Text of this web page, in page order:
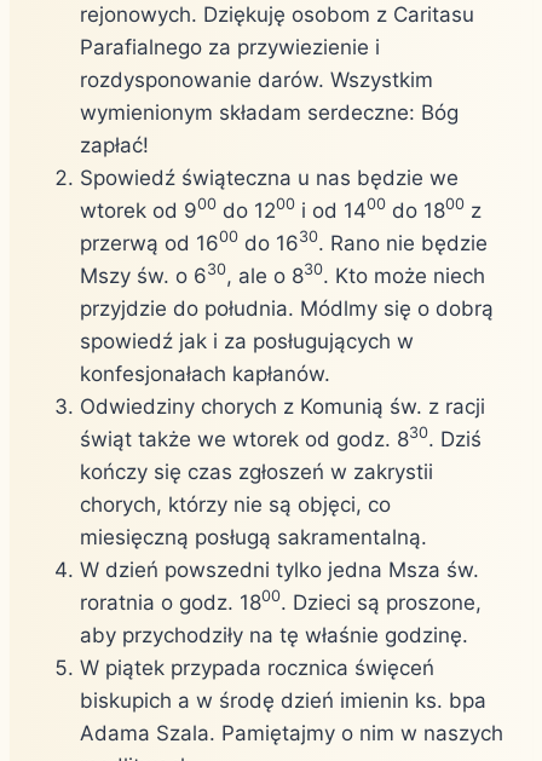
rejonowych. Dziękuję osobom z Caritasu
Parafialnego za przywiezienie i
rozdysponowanie darów. Wszystkim
wymienionym składam serdeczne: Bóg
zapłać!
Spowiedź świąteczna u nas będzie we
wtorek od 900 do 1200 i od 1400 do 1800 z
przerwą od 1600 do 1630. Rano nie będzie
Mszy św. o 630, ale o 830. Kto może niech
przyjdzie do południa. Módlmy się o dobrą
spowiedź jak i za posługujących w
konfesjonałach kapłanów.
Odwiedziny chorych z Komunią św. z racji
świąt także we wtorek od godz. 830. Dziś
kończy się czas zgłoszeń w zakrystii
chorych, którzy nie są objęci, co
miesięczną posługą sakramentalną.
W dzień powszedni tylko jedna Msza św.
roratnia o godz. 1800. Dzieci są proszone,
aby przychodziły na tę właśnie godzinę.
W piątek przypada rocznica święceń
biskupich a w środę dzień imienin ks. bpa
Adama Szala. Pamiętajmy o nim w naszych